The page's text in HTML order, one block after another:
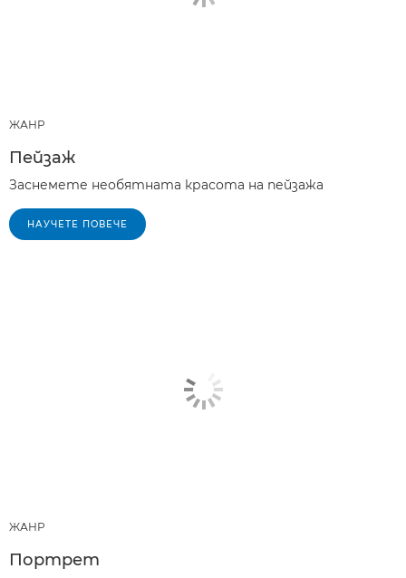
ЖАНР
Пейзаж
Заснемете необятната красота на пейзажа
НАУЧЕТЕ ПОВЕЧЕ
ЖАНР
Портрет